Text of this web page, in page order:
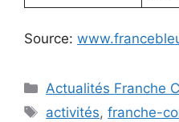
Source:
Catégories
Actualités Franche
Étiquettes
activités,franche-